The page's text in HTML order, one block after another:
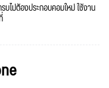
ไม่ต้องประกอบคอมใหม่ ใช้งาน